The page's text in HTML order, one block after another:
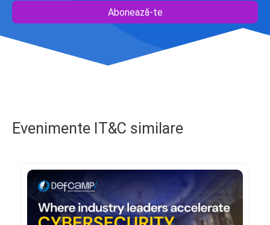
Abonează-te
Evenimente IT&C similare